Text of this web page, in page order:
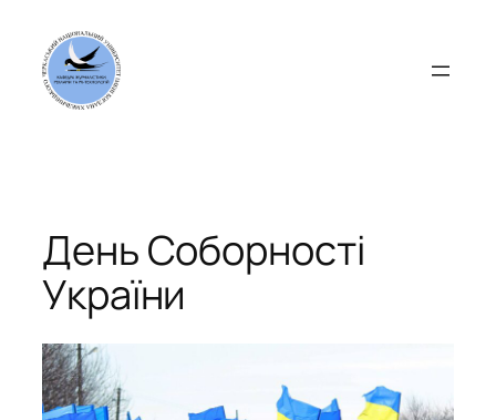
вмісту
День Соборності
України